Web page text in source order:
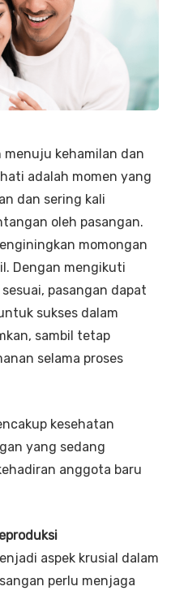
kehamilan dan
adalah momen yang
dan sering kali
oleh pasangan.
momongan
Dengan mengikuti
pasangan dapat
sukses dalam
sambil tetap
selama proses
kesehatan
yang sedang
anggota baru
aspek krusial dalam
perlu menjaga